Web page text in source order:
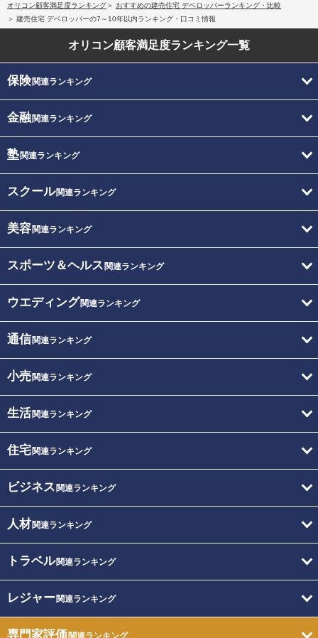
オリコン顧客満足度ランキング
おすすめの建売住宅 デベロッパーランキング・比較
建売住宅 デベロッパーの7～10年以内ランキング・口コミ情報
オリコン顧客満足度ランキング一覧
保険関連ランキング
金融関連ランキング
塾関連ランキング
スクール関連ランキング
美容関連ランキング
スポーツ＆ヘルス 関連ランキング
ウエディング関連ランキング
通信関連ランキング
小売関連ランキング
生活関連ランキング
住宅関連ランキング
ビジネス 関連ランキング
人材関連ランキング
トラベル関連ランキング
レジャー関連ランキング
専門家評価関連ランキング